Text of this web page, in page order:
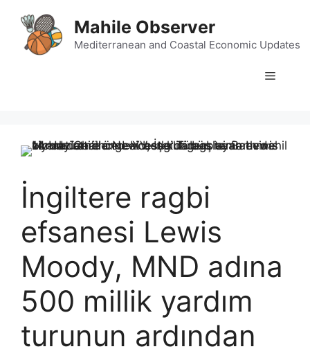
content
Mahile Observer
Mediterranean and Coastal Economic Updates
Menu
İngiltere ragbi
efsanesi Lewis
Moody, MND adına
500 millik yardım
turunun ardından